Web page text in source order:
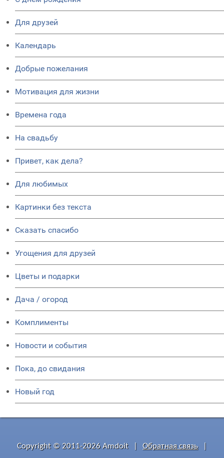
Для друзей
Календарь
Добрые пожелания
Мотивация для жизни
Времена года
На свадьбу
Привет, как дела?
Для любимых
Картинки без текста
Сказать спасибо
Угощения для друзей
Цветы и подарки
Дача / огород
Комплименты
Новости и события
Пока, до свидания
Новый год
Copyright © 2011-2026 Amdoit Обратная связь